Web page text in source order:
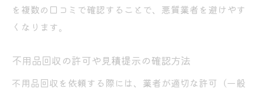
を複数の口コミで確認することで、悪質業者を避けやす
くなります。
不用品回収の許可や見積提示の確認方法
不用品回収を依頼する際には、業者が適切な許可（一般